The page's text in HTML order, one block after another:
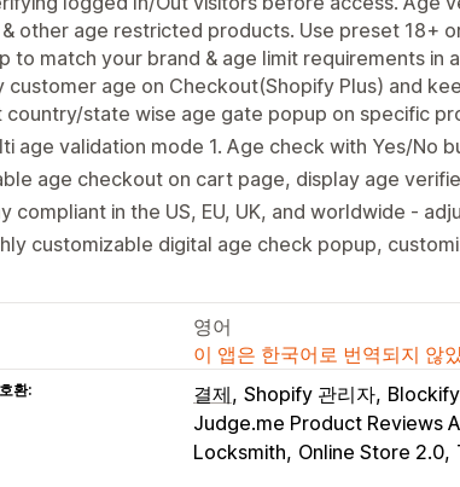
other age restricted products. Use preset 18+
to match your brand & age limit requirements in
customer age on Checkout(Shopify Plus) and
country/state wise age gate popup on specific
age validation mode 1. Age check with Yes/No
age checkout on cart page, display age
compliant in the US, EU, UK, and worldwide -
customizable digital age check popup,
영어
이 앱은 한국어로 번역되지 않
환: 결제 Shopify 관리자
Judge.me Product Reviews
Locksmith Online Store 2.0